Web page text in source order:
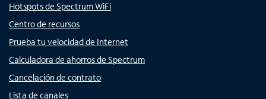
Hotspots de Spectrum WiFi
Centro de recursos
Prueba tu velocidad de Internet
Calculadora de ahorros de Spectrum
Cancelación de contrato
Lista de canales